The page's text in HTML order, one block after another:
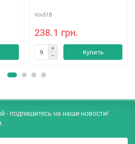
Vov51B
238.1 грн.
Купить
- подпишитесь на наши новости!